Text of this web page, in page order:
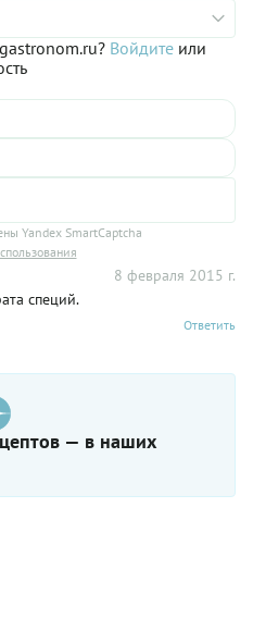
Войдите или
Yandex SmartCaptcha
8 февраля 2015 г.
специй.
Ответить
— в наших